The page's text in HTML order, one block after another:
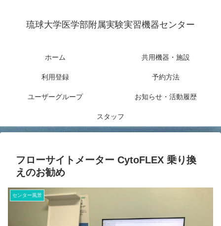
琉球大学医学部附属実験実習機器センター
ホーム 共用機器・施設
利用登録 予約方法
ユーザーグループ お知らせ・活動履歴
スタッフ
フローサイトメーター CytoFLEX 乗り換
えのお勧め
センター風景